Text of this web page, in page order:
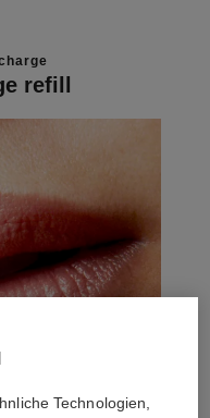
refill
Technologien,